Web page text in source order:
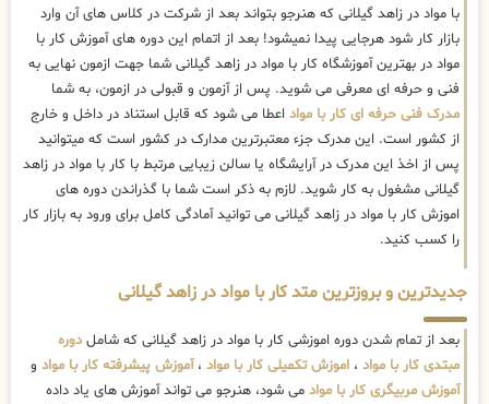
با مواد در زاهد گیلانی که هنرجو بتواند بعد از شرکت در کلاس های آن وارد
بازار کار شود هرجایی پیدا نمیشود! بعد از اتمام این دوره های آموزش کار با
مواد در بهترین آموزشگاه کار با مواد در زاهد گیلانی شما جهت ازمون نهایی به
فنی و حرفه ای معرفی می شوید. پس از آزمون و قبولی در ازمون، به شما
مدرک فنی حرفه ای کار با مواد اعطا می شود که قابل استناد در داخل و خارج
از کشور است. این مدرک جزء معتبرترین مدارک در کشور است که میتوانید
پس از اخذ این مدرک در آرایشگاه یا سالن زیبایی مرتبط با کار با مواد در زاهد
گیلانی مشغول به کار شوید. لازم به ذکر است شما با گذراندن دوره های
اموزش کار با مواد در زاهد گیلانی می توانید آمادگی کامل برای ورود به بازار کار
را کسب کنید.
جدیدترین و بروزترین متد کار با مواد در زاهد گیلانی
بعد از تمام شدن دوره اموزشی کار با مواد در زاهد گیلانی که شاملدوره
مبتدی کار با مواد ، اموزش تکمیلی کار با مواد ،آموزش پیشرفته کار با مواد و
آموزش مربیگری کار با مواد می شود، هنرجو می تواند آموزش های یاد داده